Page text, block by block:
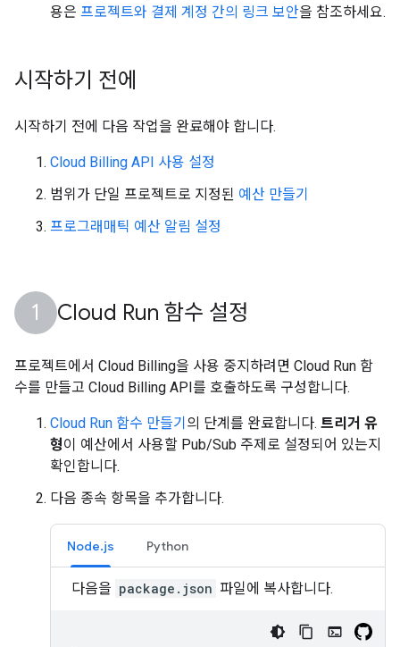
용은 프로젝트와 결제 계정 간의 링크 보안을 참조하세요.
시작하기 전에
시작하기 전에 다음 작업을 완료해야 합니다.
Cloud Billing API 사용 설정
범위가 단일 프로젝트로 지정된 예산 만들기
프로그래매틱 예산 알림 설정
Cloud Run 함수 설정
프로젝트에서 Cloud Billing을 사용 중지하려면 Cloud Run 함
수를 만들고 Cloud Billing API를 호출하도록 구성합니다.
Cloud Run 함수 만들기 의 단계를 완료합니다. 트리거 유
형이 예산에서 사용할 Pub/Sub 주제로 설정되어 있는지
확인합니다.
다음 종속 항목을 추가합니다.
Node.js Python
다음을 package.json 파일에 복사합니다.